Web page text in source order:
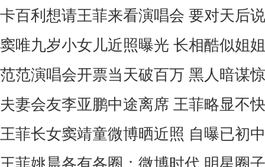
卡百利想请王菲来看演唱会 要对天后
窦唯九岁小女儿近照曝光 长相酷似姐
范范演唱会开票当天破百万 黑人暗谋
夫妻会友李亚鹏中途离席 王菲略显不快
王菲长女窦靖童微博晒近照 自曝已初
王菲姚晨各有各圈：微博时代 明星圈